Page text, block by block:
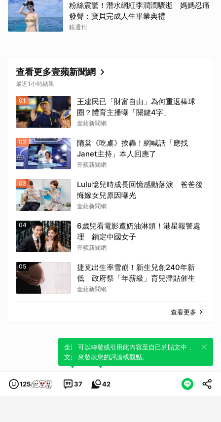
粉絲震驚！潛水網紅李潤潤驟逝 媽媽忍痛
發聲：寶貝完成人生畢業典禮
鏡週刊
查看更多壹蘋新聞網
最近1小時結果
01
王建民已「財富自由」為何重返棒球
圈？體育主播曝「關鍵4字」
壹蘋新聞網
02
隋棠《吃桌》挨轟！網喊話「應找
Janet主持」本人回應了
壹蘋新聞網
03
Lulu憶兒時成長回憶感動落淚 爸爸後
悔嫁女兒原因曝光
壹蘋新聞網
04
6歲兒看電影遭奶油淋頭！港星報警處
理 鎖定中國女子
壹蘋新聞網
05
捷克出生率雪崩！新生兒創240年新
低 政府祭「年薪級」育兒津貼催生
壹蘋新聞網
查看更多
125 37
全新體驗！一鍵引用此內容，透過發布貼
文來輕鬆表達個人立場。
42
可以轉發或引用此內容至自己的貼文中，
來發表您的評論或觀點。